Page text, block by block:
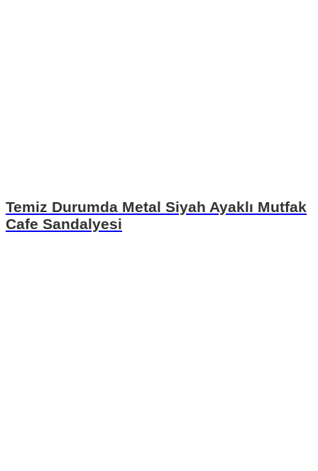
Temiz Durumda Metal Siyah Ayaklı Mutfak
Cafe Sandalyesi